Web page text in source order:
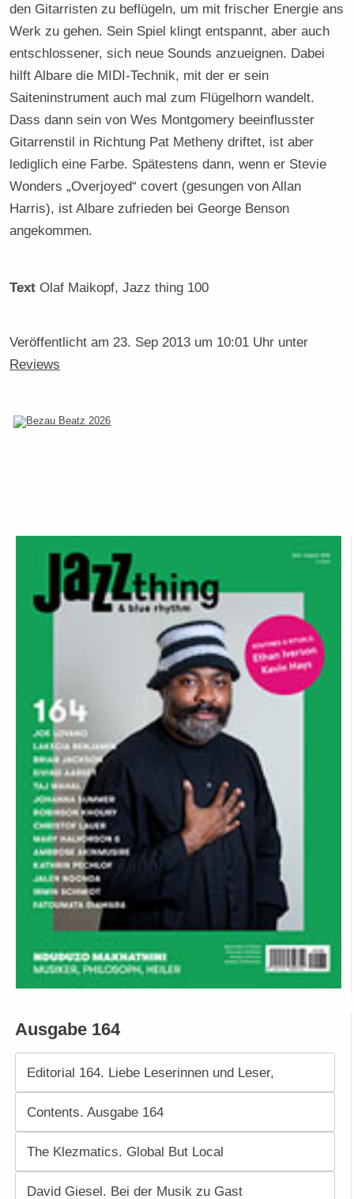
den Gitarristen zu beflügeln, um mit frischer Energie ans
Werk zu gehen. Sein Spiel klingt entspannt, aber auch
entschlossener, sich neue Sounds anzueignen. Dabei
hilft Albare die MIDI-Technik, mit der er sein
Saiteninstrument auch mal zum Flügelhorn wandelt.
Dass dann sein von Wes Montgomery beeinflusster
Gitarrenstil in Richtung Pat Metheny driftet, ist aber
lediglich eine Farbe. Spätestens dann, wenn er Stevie
Wonders „Overjoyed“ covert (gesungen von Allan
Harris), ist Albare zufrieden bei George Benson
angekommen.
Text Olaf Maikopf, Jazz thing 100
Veröffentlicht am23. Sep 2013 um 10:01 Uhr unter
Reviews
Ausgabe 164
Editorial 164. Liebe Leserinnen und Leser,
Contents. Ausgabe 164
The Klezmatics. Global But Local
David Giesel. Bei der Musik zu Gast